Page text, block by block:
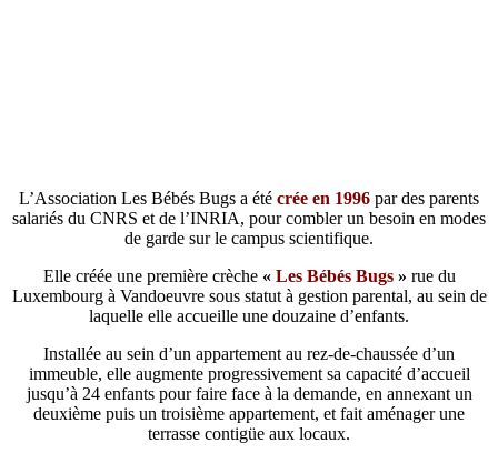
L’Association Les Bébés Bugs a été crée en 1996 par des parents
salariés du CNRS et de l’INRIA, pour combler un besoin en modes
de garde sur le campus scientifique.
Elle créée une première crèche « Les Bébés Bugs» rue du
Luxembourg à Vandoeuvre sous statut à gestion parental, au sein de
laquelle elle accueille une douzaine d’enfants.
Installée au sein d’un appartement au rez-de-chaussée d’un
immeuble, elle augmente progressivement sa capacité d’accueil
jusqu’à 24 enfants pour faire face à la demande, en annexant un
deuxième puis un troisième appartement, et fait aménager une
terrasse contigüe aux locaux.